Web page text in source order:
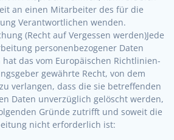
an einen Mitarbeiter des für die
Verantwortlichen wenden.
(Recht auf Vergessen werden)Jede
personenbezogener Daten
hat das vom Europäischen Richtlinien-
gewährte Recht, von dem
verlangen, dass die sie betreffenden
Daten unverzüglich gelöscht werden,
Gründe zutrifft und soweit die
nicht erforderlich ist: